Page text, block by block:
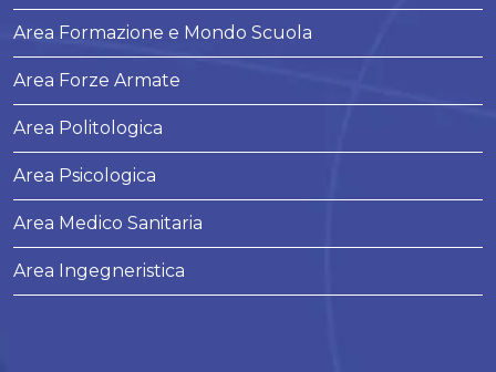
Area Formazione e Mondo Scuola
Area Forze Armate
Area Politologica
Area Psicologica
Area Medico Sanitaria
Area Ingegneristica